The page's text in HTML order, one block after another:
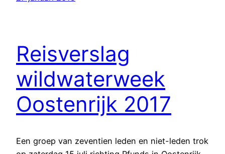
Reisverslag
wildwaterweek
Oostenrijk 2017
Een groep van zeventien leden en niet-leden trok